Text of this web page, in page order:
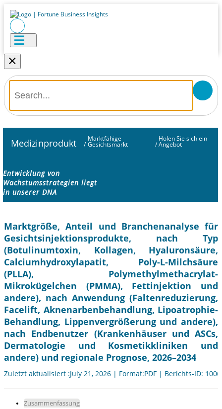
×
Medizinprodukt /
Marktfähige
Gesichtsmarkt /
Holen Sie sich ein
Angebot
Entwicklung von
Wachstumsstrategien liegt
in unserer DNA
Marktgröße, Anteil und Branchenanalyse für
Gesichtsinjektionsprodukte, nach Typ
(Botulinumtoxin, Kollagen, Hyaluronsäure,
Calciumhydroxylapatit, Poly-L-Milchsäure
(PLLA), Polymethylmethacrylat-
Mikrokügelchen (PMMA), Fettinjektion und
andere), nach Anwendung (Faltenreduzierung,
Facelift, Aknenarbenbehandlung, Lipoatrophie-
Behandlung, Lippenvergrößerung und andere),
nach Endbenutzer (Krankenhäuser und ASCs,
Dermatologie und Kosmetikkliniken und
andere) und regionale Prognose, 2026–2034
Zuletzt aktualisiert :July 21, 2026 | Format:PDF | Berichts-ID:
Zusammenfassung